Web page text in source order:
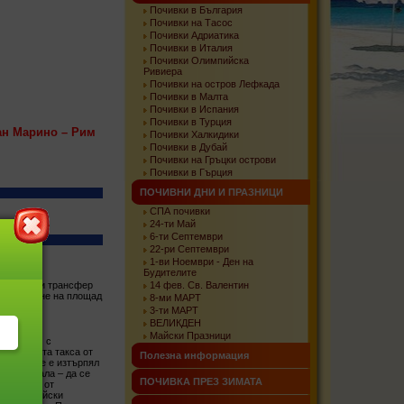
Марино – Рим
и трансфер
на площад
Рим с
(входната такса от
че е изтърпял
идеала – да се
от
и сирийски
Почивки в България
Почивки на Тасос
Почивки Адриатика
Почивки в Италия
Почивки Олимпийска
Ривиера
Почивки на остров Лефкада
Почивки в Малта
Почивки в Испания
Почивки в Турция
Почивки Халкидики
Почивки в Дубай
Почивки на Гръцки острови
Почивки в Гърция
ПОЧИВНИ ДНИ И ПРАЗНИЦИ
СПА почивки
24-ти Май
6-ти Септември
22-ри Септември
1-ви Ноември - Ден на
Будителите
14 фев. Св. Валентин
8-ми МАРТ
3-ти МАРТ
ВЕЛИКДЕН
Майски Празници
Полезна информация
ПОЧИВКА ПРЕЗ ЗИМАТА